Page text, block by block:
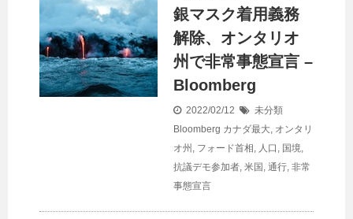
銀マスク着用義務
解除、オンタリオ
州で非常事態宣言 –
Bloomberg
2022/02/12
未分類
Bloomberg カナダ最大, オンタリ
オ州 , フォード首相, 人口 , 国境,
抗議デモ参加者, 米国 , 通行, 非常
事態宣言